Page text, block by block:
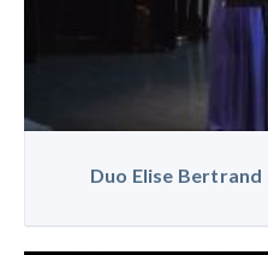
Duo Elise